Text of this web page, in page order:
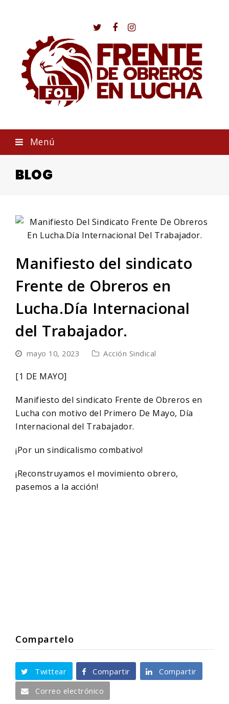
Twitter
FacebookInstagram
Menú
BLOG
Manifiesto del sindicato
Frente de Obreros en
Lucha.Día Internacional
del Trabajador.
mayo 10, 2023 Acción Sindical
[1 DE MAYO]
Manifiesto del sindicato Frente de Obreros en
Lucha con motivo del Primero De Mayo, Día
Internacional del Trabajador.
¡Por un sindicalismo combativo!
¡Reconstruyamos el movimiento obrero,
pasemos a la acción!
Compartelo
Twittear Compartir
Compartir
Correo electrónico